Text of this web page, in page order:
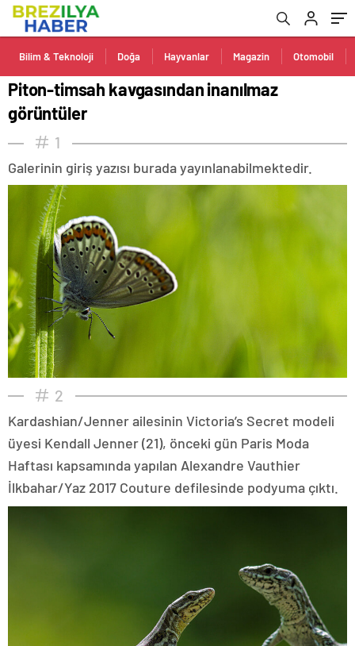
Bilim & Teknoloji Doğa Hayvanlar Magazin Otomobil
Piton-timsah kavgasından inanılmaz
görüntüler
1
Galerinin giriş yazısı burada yayınlanabilmektedir.
2
Kardashian/Jenner ailesinin Victoria’s Secret modeli
üyesi Kendall Jenner (21), önceki gün Paris Moda
Haftası kapsamında yapılan Alexandre Vauthier
İlkbahar/Yaz 2017 Couture defilesinde podyuma çıktı.